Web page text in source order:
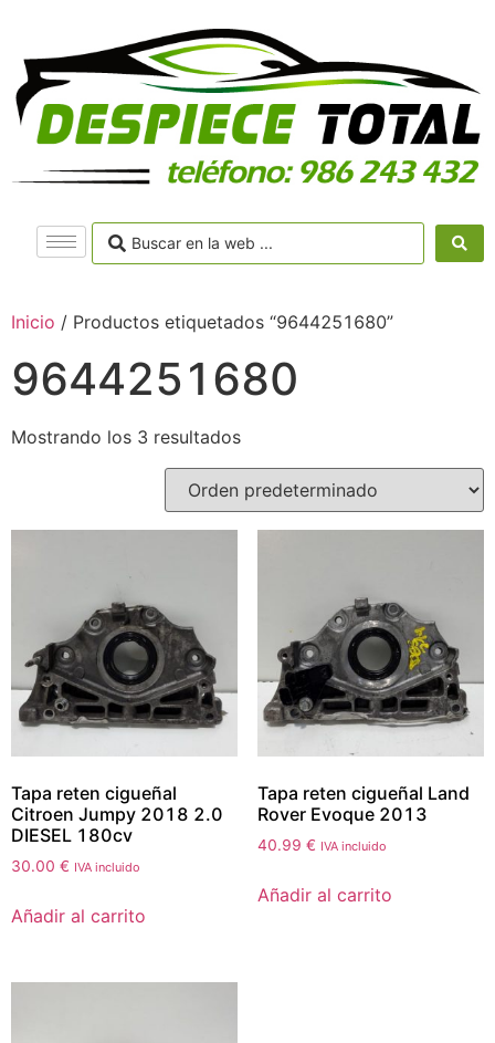
Inicio / Productos etiquetados “9644251680”
9644251680
Mostrando los 3 resultados
Tapa reten cigueñal
Citroen Jumpy 2018 2.0
DIESEL 180cv
30.00 € IVA incluido
Añadir al carrito
Tapa reten cigueñal Land
Rover Evoque 2013
40.99 € IVA incluido
Añadir al carrito